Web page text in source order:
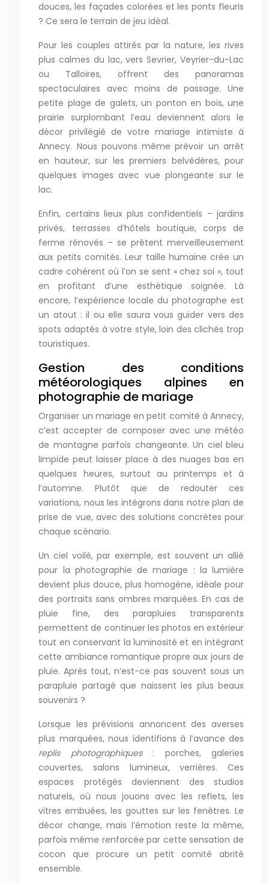
douces, les façades colorées et les ponts fleuris
? Ce sera le terrain de jeu idéal.
Pour les couples attirés par la nature, les rives
plus calmes du lac, vers Sevrier, Veyrier-du-Lac
ou Talloires, offrent des panoramas
spectaculaires avec moins de passage. Une
petite plage de galets, un ponton en bois, une
prairie surplombant l’eau deviennent alors le
décor privilégié de votre mariage intimiste à
Annecy. Nous pouvons même prévoir un arrêt
en hauteur, sur les premiers belvédères, pour
quelques images avec vue plongeante sur le
lac.
Enfin, certains lieux plus confidentiels – jardins
privés, terrasses d’hôtels boutique, corps de
ferme rénovés – se prêtent merveilleusement
aux petits comités. Leur taille humaine crée un
cadre cohérent où l’on se sent « chez soi », tout
en profitant d’une esthétique soignée. Là
encore, l’expérience locale du photographe est
un atout : il ou elle saura vous guider vers des
spots adaptés à votre style, loin des clichés trop
touristiques.
Gestion des conditions
météorologiques alpines en
photographie de mariage
Organiser un mariage en petit comité à Annecy,
c’est accepter de composer avec une météo
de montagne parfois changeante. Un ciel bleu
limpide peut laisser place à des nuages bas en
quelques heures, surtout au printemps et à
l’automne. Plutôt que de redouter ces
variations, nous les intégrons dans notre plan de
prise de vue, avec des solutions concrètes pour
chaque scénario.
Un ciel voilé, par exemple, est souvent un allié
pour la photographie de mariage : la lumière
devient plus douce, plus homogène, idéale pour
des portraits sans ombres marquées. En cas de
pluie fine, des parapluies transparents
permettent de continuer les photos en extérieur
tout en conservant la luminosité et en intégrant
cette ambiance romantique propre aux jours de
pluie. Après tout, n’est-ce pas souvent sous un
parapluie partagé que naissent les plus beaux
souvenirs ?
Lorsque les prévisions annoncent des averses
plus marquées, nous identifions à l’avance des
replis photographiques: porches, galeries
couvertes, salons lumineux, verrières. Ces
espaces protégés deviennent des studios
naturels, où nous jouons avec les reflets, les
vitres embuées, les gouttes sur les fenêtres. Le
décor change, mais l’émotion reste la même,
parfois même renforcée par cette sensation de
cocon que procure un petit comité abrité
ensemble.